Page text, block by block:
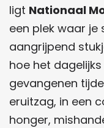
ligt Nationaal
een plek waar je
aangrijpend
hoe het
gevangenen
eruitzag, in een
honger,